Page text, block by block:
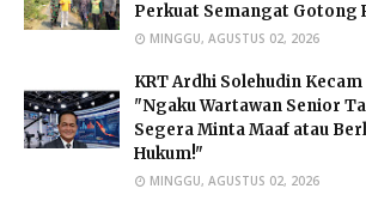
Perkuat Semangat Gotong
MINGGU, AGUSTUS 02, 2026
​KRT Ardhi Solehudin
"Ngaku Wartawan Senior
Segera Minta Maaf atau
Hukum!"
MINGGU, AGUSTUS 02, 2026